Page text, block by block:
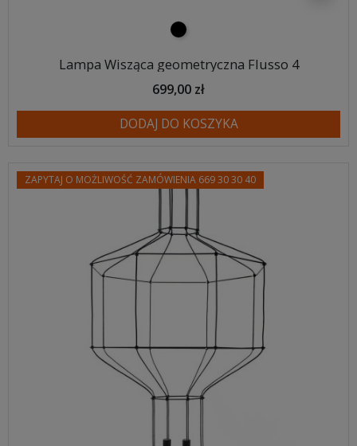
czarny
Lampa Wisząca geometryczna Flusso 4
699,00 zł
DODAJ DO KOSZYKA
ZAPYTAJ O MOŻLIWOŚĆ ZAMÓWIENIA 669 30 30 40